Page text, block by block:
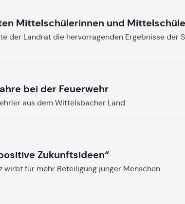
Mittelschülerinnen und
der Landrat die hervorragenden Ergebnisse der
bei der Feuerwehr
aus dem Wittelsbacher Land
Zukunftsideen“
wirbt für mehr Beteiligung junger Menschen